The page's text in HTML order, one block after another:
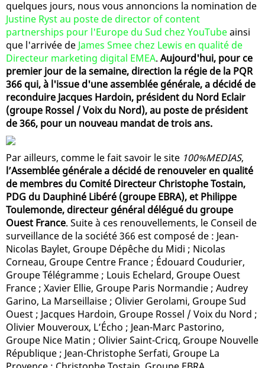
quelques jours, nous vous annoncions la nomination de
Justine Ryst au poste de director of content
partnerships pour l'Europe du Sud chez YouTubeainsi
que l'arrivée de James Smee chez Lewis en qualité de
Directeur marketing digital EMEA. Aujourd'hui, pour ce
premier jour de la semaine, direction la régie de la PQR
366 qui, à l'issue d'une assemblée générale, a décidé de
reconduire Jacques Hardoin, président du Nord Eclair
(groupe Rossel / Voix du Nord), au poste de président
de 366, pour un nouveau mandat de trois ans.
Par ailleurs, comme le fait savoir le site 100%MEDIAS,
l’Assemblée générale a décidé de renouveler en qualité
de membres du Comité Directeur Christophe Tostain,
PDG du Dauphiné Libéré (groupe EBRA), et Philippe
Toulemonde, directeur général délégué du groupe
Ouest France. Suite à ces renouvellements, le Conseil de
surveillance de la société 366 est composé de : Jean-
Nicolas Baylet, Groupe Dépêche du Midi ; Nicolas
Corneau, Groupe Centre France ; Édouard Coudurier,
Groupe Télégramme ; Louis Echelard, Groupe Ouest
France ; Xavier Ellie, Groupe Paris Normandie ; Audrey
Garino, La Marseillaise ; Olivier Gerolami, Groupe Sud
Ouest ; Jacques Hardoin, Groupe Rossel / Voix du Nord ;
Olivier Mouveroux, L’Écho ; Jean-Marc Pastorino,
Groupe Nice Matin ; Olivier Saint-Cricq, Groupe Nouvelle
République ; Jean-Christophe Serfati, Groupe La